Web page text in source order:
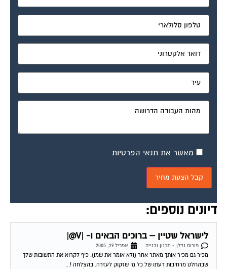
מאשר את תנאי הפרטיות
דיונים נוספים:
לישראל שטיין – ברוכים הבאים ו- |V@|
פורום נדלן - תכנון ובנייה
אפריל 29, 2005
מכיר גם מכיר אותך מאתר אחר (ולא אומר את שמו). כיף לקרוא את התשובות שלך
שבהחלט מרחיבות דעתו של כל מי שזקוק לעזרה. בהצלחה !...